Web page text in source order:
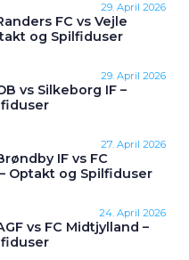
29. April 2026
FC vs Vejle
og Spilfiduser
29. April 2026
vs Silkeborg IF –
27. April 2026
IF vs FC
Optakt og Spilfiduser
24. April 2026
vs FC Midtjylland –